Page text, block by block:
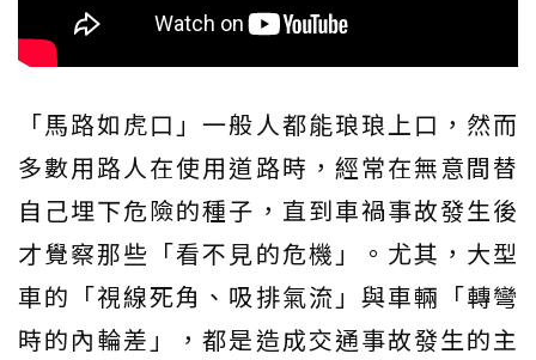
「馬路如虎口」一般人都能琅琅上口，然而
多數用路人在使用道路時，經常在無意間替
自己埋下危險的種子，直到車禍事故發生後
才覺察那些「看不見的危機」。尤其，大型
車的「視線死角、吸排氣流」與車輛「轉彎
時的內輪差」，都是造成交通事故發生的主